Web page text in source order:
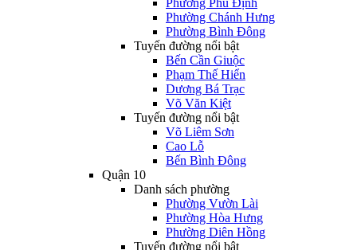
Phường Phú Định
Phường Chánh Hưng
Phường Bình Đông
Tuyến đường nổi bật
Bến Cần Giuộc
Phạm Thế Hiển
Dương Bá Trạc
Võ Văn Kiệt
Tuyến đường nổi bật
Võ Liêm Sơn
Cao Lỗ
Bến Bình Đông
Quận 10
Danh sách phường
Phường Vườn Lài
Phường Hòa Hưng
Phường Diên Hồng
Tuyến đường nổi bật